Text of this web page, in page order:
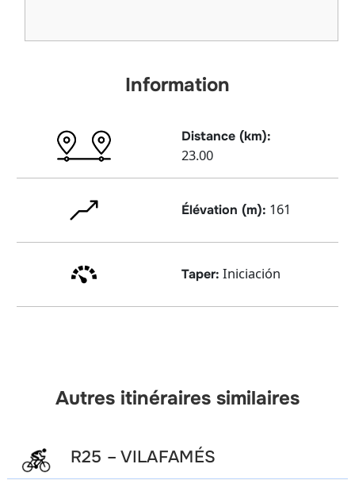
Information
Distance (km):
23.00
Élévation (m): 161
Taper: Iniciación
Autres itinéraires similaires
R25 – VILAFAMÉS